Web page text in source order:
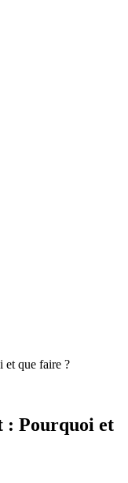
et que faire ?
: Pourquoi et